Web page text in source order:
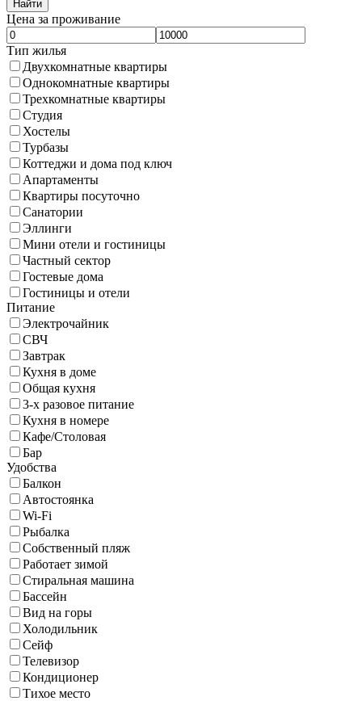
Найти
Цена за проживание
Тип жилья
Двухкомнатные квартиры
Однокомнатные квартиры
Трехкомнатные квартиры
Студия
Хостелы
Турбазы
Коттеджи и дома под ключ
Апартаменты
Квартиры посуточно
Санатории
Эллинги
Мини отели и гостиницы
Частный сектор
Гостевые дома
Гостиницы и отели
Питание
Электрочайник
СВЧ
Завтрак
Кухня в доме
Общая кухня
3-х разовое питание
Кухня в номере
Кафе/Столовая
Бар
Удобства
Балкон
Автостоянка
Wi-Fi
Рыбалка
Собственный пляж
Работает зимой
Стиральная машина
Бассейн
Вид на горы
Холодильник
Сейф
Телевизор
Кондиционер
Тихое место